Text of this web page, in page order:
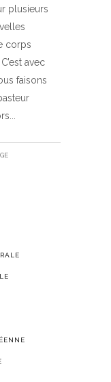
plusieurs
corps
avec
faisons